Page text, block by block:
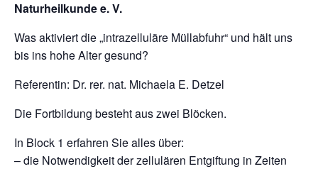
Naturheilkunde e. V.
Was aktiviert die „intrazelluläre Müllabfuhr“ und hält uns
bis ins hohe Alter gesund?
Referentin: Dr. rer. nat. Michaela E. Detzel
Die Fortbildung besteht aus zwei Blöcken.
In Block 1 erfahren Sie alles über:
– die Notwendigkeit der zellulären Entgiftung in Zeiten